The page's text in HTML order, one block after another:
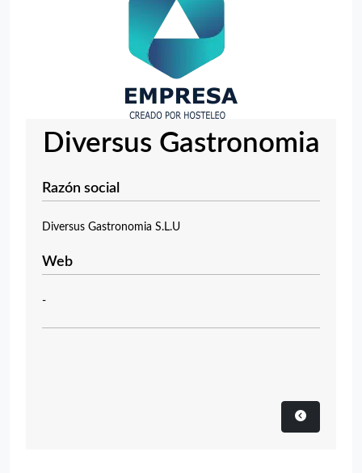
Diversus Gastronomia
Razón social
Diversus Gastronomia S.L.U
Web
-